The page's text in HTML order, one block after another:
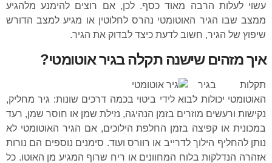
עשוי לעלות הרבה מאוד כסף. לכן, אם רוצים להימנע מלהגיע
ממצב שבו הגיר האוטומטי נהרס לחלוטין או מגיע למצב הדורש
שיפוץ של הגיר, חשוב לדעת כיצד לבדוק את הגיר.
איך מזהים שישנה תקלה בגיר אוטומטי?
תקלות בגיר
האוטומטי יכולות לבוא לידי ביטוי בכמה דרכים שונות: גיר מחליק,
נקישות ורעשים מוזרים בזמן הנהיגה, נזילת שמן או חוסר שמן, רעד
במכונית או קפיצה בזמן החלפת הילוכים, אם הגיר האוטומטי לא
נותן להחליף הילוך לדרייב או רוורס ועוד. סימנים נוספים הם נורות
אזהרה הנדלקות בלוח המחוונים או ריח שרוף המגיע מן האוטו. כל